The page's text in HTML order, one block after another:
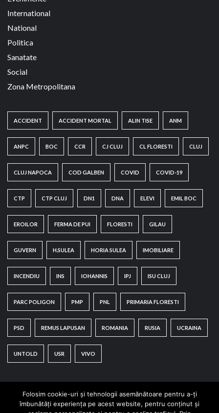
International
National
Politica
Sanatate
Social
Zona Metropolitana
ACCIDENT ACCIDENT MORTAL ALIN TISE ANM
ANPC BOC CCR CJ CLUJ CL FLORESTI CLUJ
CLUJ NAPOCA COD GALBEN COVID COVID-19
CTP CTP CLUJ DN1 DNA ELEVI EMIL BOC
EROILOR FERMA DE PUI FLORESTI GILAU
GUVERN H.SULEA HORIA SULEA IMOBILIARE
INCENDIU INS IOHANNIS IPJ ISU CLUJ
PARC POLIGON PMP PNL PRIMARIA FLORESTI
PSD REMUS LAPUSAN ROMANIA RUSIA UCRAINA
UNTOLD USR VIVO
Folosim cookie-uri și tehnologii asemănătoare pentru a-ți
îmbunătăți experiența pe acest website, pentru conținut și